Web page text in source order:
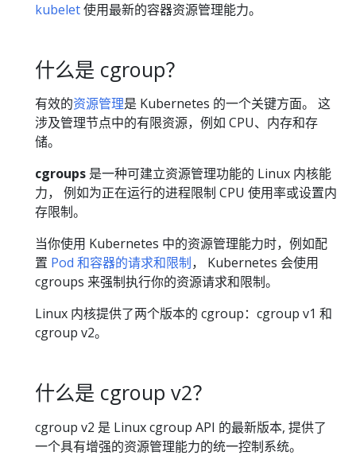
kubelet使用最新的容器资源管理能力。
什么是 cgroup？
有效的资源管理是 Kubernetes 的一个关键方面。 这
涉及管理节点中的有限资源，例如 CPU、内存和存
储。
cgroups 是一种可建立资源管理功能的 Linux 内核能
力， 例如为正在运行的进程限制 CPU 使用率或设置内
存限制。
当你使用 Kubernetes 中的资源管理能力时，例如配
置 Pod 和容器的请求和限制， Kubernetes 会使用
cgroups 来强制执行你的资源请求和限制。
Linux 内核提供了两个版本的 cgroup：cgroup v1 和
cgroup v2。
什么是 cgroup v2？
cgroup v2 是 Linux cgroup API 的最新版本, 提供了
一个具有增强的资源管理能力的统一控制系统。